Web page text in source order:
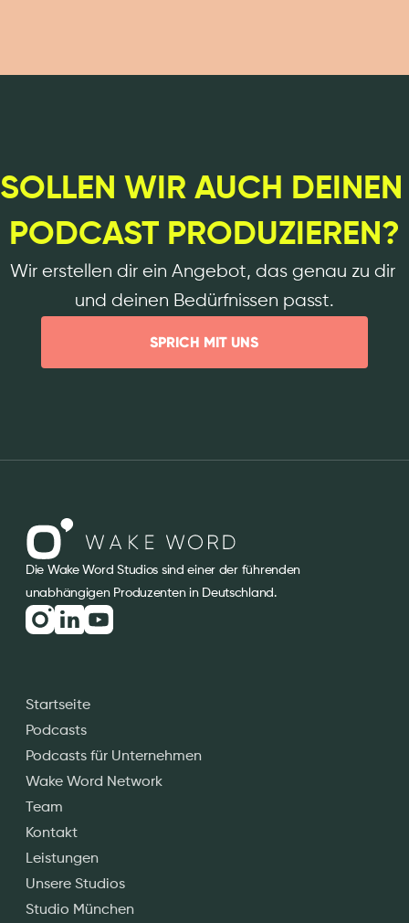
SOLLEN WIR AUCH DEINEN
PODCAST PRODUZIEREN?
Wir erstellen dir ein Angebot, das genau zu dir
und deinen Bedürfnissen passt.
SPRICH MIT UNS
Die Wake Word Studios sind einer der führenden
unabhängigen Produzenten in Deutschland.
Startseite
Podcasts
Podcasts für Unternehmen
Wake Word Network
Team
Kontakt
Leistungen
Unsere Studios
Studio München